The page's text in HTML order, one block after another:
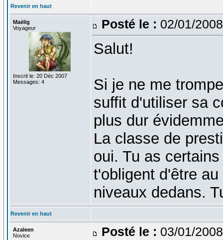
Revenir en haut
Maëlig
Voyageur
Inscrit le: 20 Déc 2007
Messages: 4
Posté le : 02/01/
Salut!
Si je ne me
suffit d'utiliser sa
plus dur
La classe de
oui. Tu as
t'obligent d'être
niveaux dedans.
Revenir en haut
Azaleen
Novice
Posté le : 03/01/